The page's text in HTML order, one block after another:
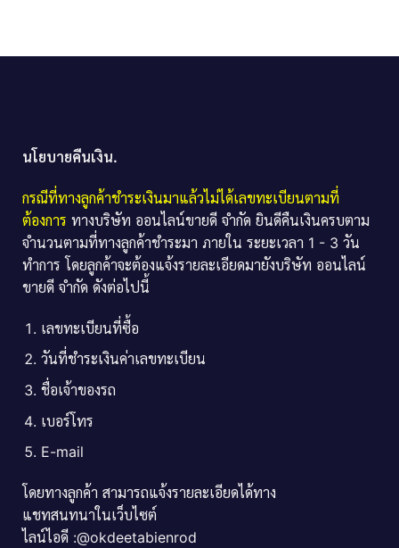
นโยบายคืนเงิน.
กรณีที่ทางลูกค้าชำระเงินมาแล้วไม่ได้เลขทะเบียนตามที่
ต้องการ ทางบริษัท ออนไลน์ขายดี จำกัด ยินดีคืนเงินครบตาม
จำนวนตามที่ทางลูกค้าชำระมา ภายใน ระยะเวลา 1 - 3 วัน
ทำการ โดยลูกค้าจะต้องแจ้งรายละเอียดมายังบริษัท ออนไลน์
ขายดี จำกัด ดังต่อไปนี้
เลขทะเบียนที่ซื้อ
วันที่ชำระเงินค่าเลขทะเบียน
ชื่อเจ้าของรถ
เบอร์โทร
E-mail
โดยทางลูกค้า สามารถแจ้งรายละเอียดได้ทาง
แชทสนทนาในเว็บไซต์
ไลน์ไอดี :@okdeetabienrod